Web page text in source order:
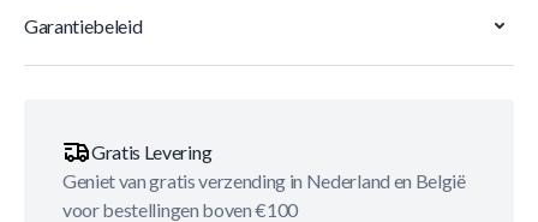
Garantiebeleid
Gratis Levering
Geniet van gratis verzending in Nederland en België
voor bestellingen boven €100